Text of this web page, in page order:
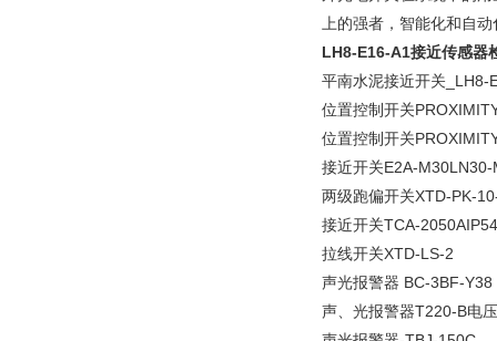
上的强者，智能化和自
LH8-E16-A1接近传感器
平南水泥接近开关_LH8-
位置控制开关
位置控制开关
接近开关E2A-
两级跑偏开关XTD-PK-
接近开关TCA-2050AIP54
拉线开关XTD-LS-2
声光报警器 BC-3BF-Y38
声、光报警器T220-B电